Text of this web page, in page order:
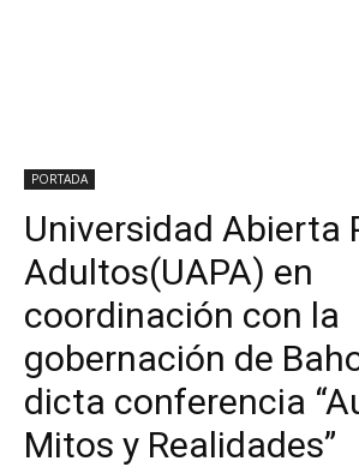
PORTADA
Universidad Abierta
Adultos(UAPA) en
coordinación con la
gobernación de
dicta conferencia
Mitos y Realidades”